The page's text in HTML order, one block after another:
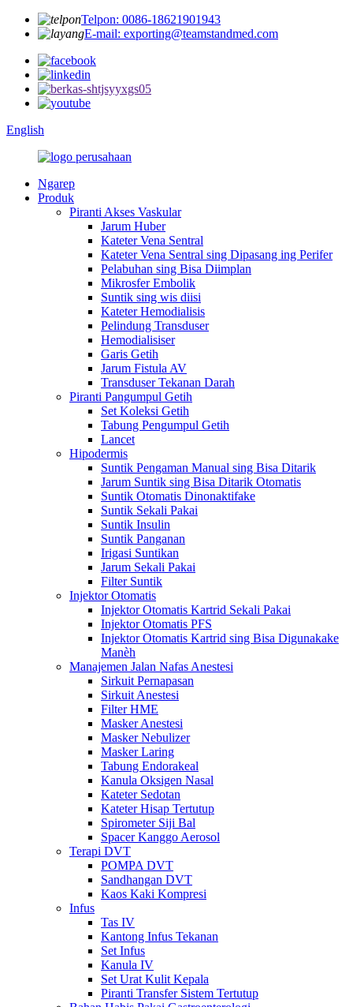
Telpon: 0086-18621901943
E-mail: exporting@teamstandmed.com
English
Ngarep
Produk
Piranti Akses Vaskular
Jarum Huber
Kateter Vena Sentral
Kateter Vena Sentral sing Dipasang ing Perifer
Pelabuhan sing Bisa Diimplan
Mikrosfer Embolik
Suntik sing wis diisi
Kateter Hemodialisis
Pelindung Transduser
Hemodialisiser
Garis Getih
Jarum Fistula AV
Transduser Tekanan Darah
Piranti Pangumpul Getih
Set Koleksi Getih
Tabung Pengumpul Getih
Lancet
Hipodermis
Suntik Pengaman Manual sing Bisa Ditarik
Jarum Suntik sing Bisa Ditarik Otomatis
Suntik Otomatis Dinonaktifake
Suntik Sekali Pakai
Suntik Insulin
Suntik Panganan
Irigasi Suntikan
Jarum Sekali Pakai
Filter Suntik
Injektor Otomatis
Injektor Otomatis Kartrid Sekali Pakai
Injektor Otomatis PFS
Injektor Otomatis Kartrid sing Bisa Digunakake
Manèh
Manajemen Jalan Nafas Anestesi
Sirkuit Pernapasan
Sirkuit Anestesi
Filter HME
Masker Anestesi
Masker Nebulizer
Masker Laring
Tabung Endorakeal
Kanula Oksigen Nasal
Kateter Sedotan
Kateter Hisap Tertutup
Spirometer Siji Bal
Spacer Kanggo Aerosol
Terapi DVT
POMPA DVT
Sandhangan DVT
Kaos Kaki Kompresi
Infus
Tas IV
Kantong Infus Tekanan
Set Infus
Kanula IV
Set Urat Kulit Kepala
Piranti Transfer Sistem Tertutup